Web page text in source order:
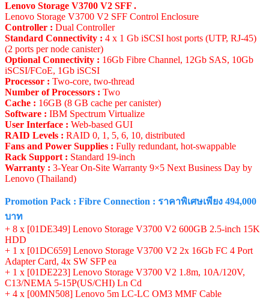
Lenovo Storage V3700 V2 SFF .
Lenovo Storage V3700 V2 SFF Control Enclosure
Controller : Dual Controller
Standard Connectivity : 4 x 1 Gb iSCSI host ports (UTP, RJ-45)
(2 ports per node canister)
Optional Connectivity : 16Gb Fibre Channel, 12Gb SAS, 10Gb
iSCSI/FCoE, 1Gb iSCSI
Processor : Two-core, two-thread
Number of Processors : Two
Cache : 16GB (8 GB cache per canister)
Software : IBM Spectrum Virtualize
User Interface : Web-based GUI
RAID Levels : RAID 0, 1, 5, 6, 10, distributed
Fans and Power Supplies : Fully redundant, hot-swappable
Rack Support : Standard 19-inch
Warranty : 3-Year On-Site Warranty 9×5 Next Business Day by
Lenovo (Thailand)
Promotion Pack : Fibre Connection : ราคาพิเศษเพียง 494,000
บาท
+ 8 x [01DE349] Lenovo Storage V3700 V2 600GB 2.5-inch 15K
HDD
+ 1 x [01DC659] Lenovo Storage V3700 V2 2x 16Gb FC 4 Port
Adapter Card, 4x SW SFP ea
+ 1 x [01DE223] Lenovo Storage V3700 V2 1.8m, 10A/120V,
C13/NEMA 5-15P(US/CHI) Ln Cd
+ 4 x [00MN508] Lenovo 5m LC-LC OM3 MMF Cable